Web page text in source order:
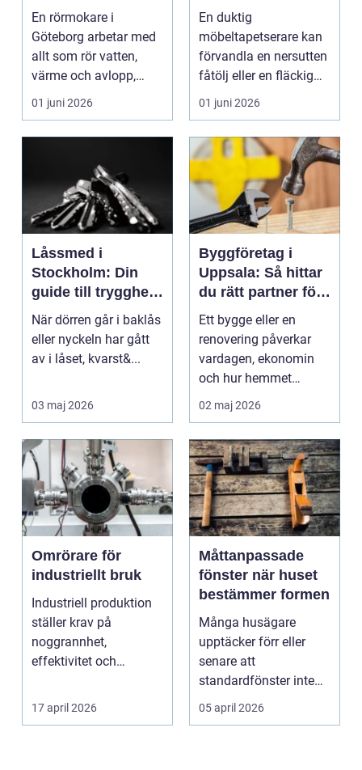
för vatten, värme
och avlopp
En rörmokare i
Göteborg arbetar med
allt som rör vatten,
värme och avlopp,
b&ari...
01 juni 2026
En duktig
möbeltapetserare kan
förvandla en nersutten
fåtölj eller en fläckig
soffa till en favoritm...
01 juni 2026
Låssmed i
Stockholm: Din
guide till trygghet
och säkerhet
När dörren går i baklås
eller nyckeln har gått
av i låset, kvarst&...
03 maj 2026
Byggföretag i
Uppsala: Så hittar
du rätt partner för
ditt projekt
Ett bygge eller en
renovering påverkar
vardagen, ekonomin
och hur hemmet
fungerar under l&arin...
02 maj 2026
Omrörare för
industriellt bruk
Industriell produktion
ställer krav på
noggrannhet,
effektivitet och
17 april 2026
Måttanpassade
fönster när huset
bestämmer formen
Många husägare
upptäcker förr eller
senare att
standardfönster inte
riktigt passar. Kanske
är huset ...
05 april 2026